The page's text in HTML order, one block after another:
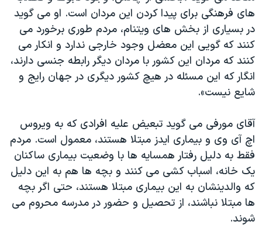
های فرهنگی برای پیدا کردن این مردان است. او می گوید
در بسیاری از بخش های ویتنام، مردم طوری برخورد می
کنند که گویی این معضل وجود خارجی ندارد و انکار می
کنند که مردان این کشور با مردان دیگر رابطه جنسی دارند،
انگار که این مسئله در هیچ کشور دیگری در جهان رایج و
شایع نیست».
آقای مورفی می گوید تبعیض علیه افرادی که به ویروس
اچ آی وی و بیماری ایدز مبتلا هستند، معمول است. مردم
فقط به دلیل رفتار همسایه ها با وضعیت بیماری ساکنان
یک خانه، اسباب کشی می کنند و بچه ها هم به این دلیل
که والدینشان به این بیماری مبتلا هستند، حتی اگر بچه
ها مبتلا نباشند، از تحصیل و حضور در مدرسه محروم می
شوند.